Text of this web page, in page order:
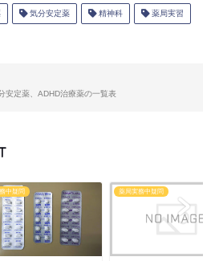
気分安定薬 精神科 薬局実習
安定薬、ADHD治療薬の一覧表
中疑問 薬局実務中疑問